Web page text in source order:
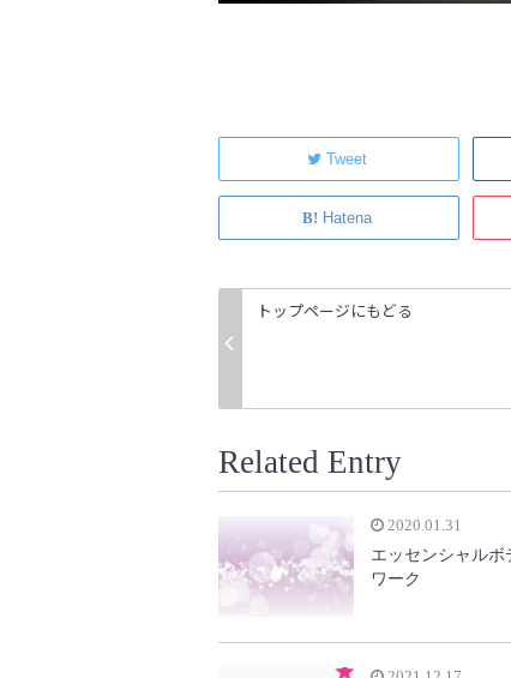
Tweet
Hatena
トップページにもどる
Related Entry
2020.01.31
エッセンシャルボ
ワーク